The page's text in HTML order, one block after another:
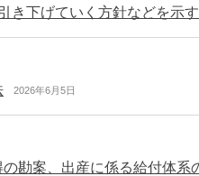
き下げていく方針などを示す
2026年6月5日